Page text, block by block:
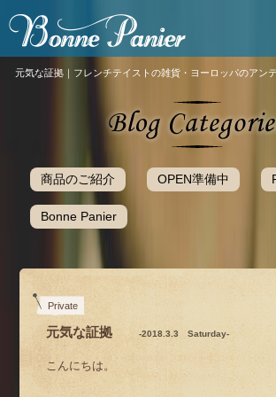
元気な証拠｜フレンチテイストの雑貨・ヨーロッパのアン
商品のご紹介 OPEN準備中
Bonne Panier
Private
元気な証拠 -2018.3.3 Saturday-
こんにちは。